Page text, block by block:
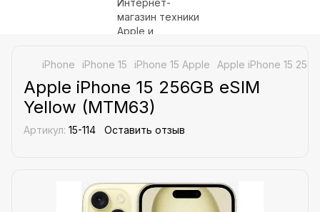
iPhone iPhone 15 iPhone 15 Apple Apple iPhone 15
Apple iPhone 15 256GB eSIM
Yellow (MTM63)
Артикул: 15-114 Оставить отзыв